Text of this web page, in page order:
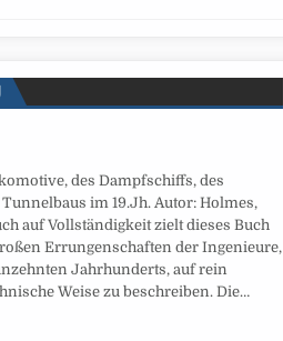
des Dampfschiffs, des
im 19.Jh. Autor: Holmes,
auf Vollständigkeit zielt dieses Buch
Errungenschaften der Ingenieure,
Jahrhunderts, auf rein
Weise zu beschreiben. Die…